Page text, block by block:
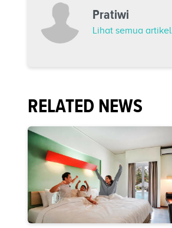
Pratiwi
Lihat semua artikel
RELATED NEWS